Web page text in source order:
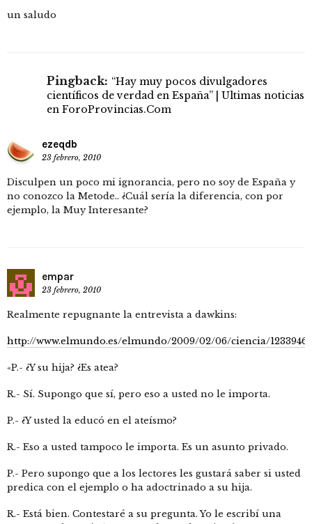
un saludo
Pingback: “Hay muy pocos divulgadores
científicos de verdad en España” | Ultimas noticias
en ForoProvincias.Com
ezeqdb
23 febrero, 2010
Disculpen un poco mi ignorancia, pero no soy de España y
no conozco la Metode.. ¿Cuál sería la diferencia, con por
ejemplo, la Muy Interesante?
empar
23 febrero, 2010
Realmente repugnante la entrevista a dawkins:
http://www.elmundo.es/elmundo/2009/02/06/ciencia/
«P.- ¿Y su hija? ¿Es atea?
R.- Sí. Supongo que sí, pero eso a usted no le importa.
P.- ¿Y usted la educó en el ateísmo?
R.- Eso a usted tampoco le importa. Es un asunto privado.
P.- Pero supongo que a los lectores les gustará saber si usted
predica con el ejemplo o ha adoctrinado a su hija.
R.- Está bien. Contestaré a su pregunta. Yo le escribí una